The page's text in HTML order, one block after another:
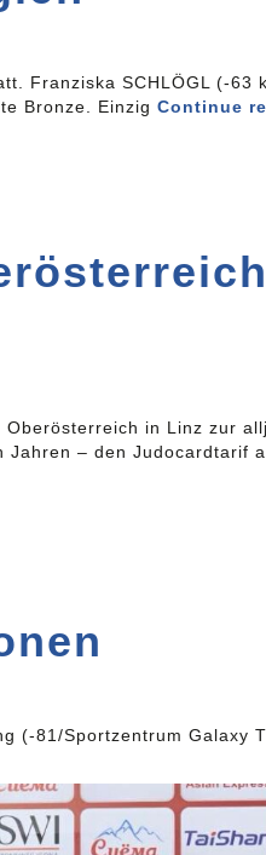
Franziska SCHLÖGL (-63
Bronze. Einzig Continue
Oberösterreich in Linz zur
Jahren – den Judocardtarif
(-81/Sportzentrum Galaxy